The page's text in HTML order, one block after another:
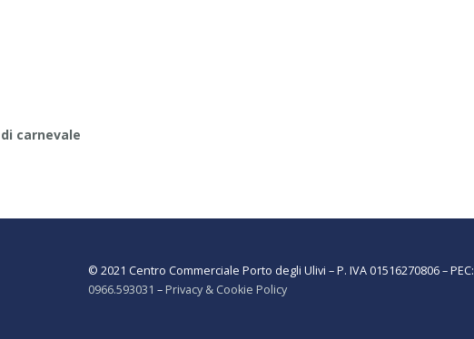
carnevale
© 2021 Centro Commerciale Porto degli Ulivi – P. IVA 01516270806 – PEC:
0966.593031 – Privacy & Cookie Policy